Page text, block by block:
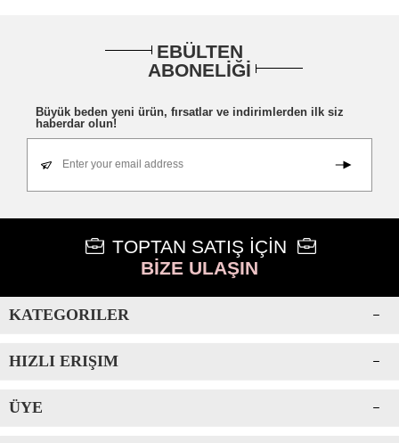
EBÜLTEN
ABONELİĞİ
Büyük beden yeni ürün, fırsatlar ve indirimlerden ilk siz
haberdar olun!
Enter your email address
TOPTAN SATIŞ İÇİN
BİZE ULAŞIN
KATEGORILER
HIZLI ERIŞIM
ÜYE